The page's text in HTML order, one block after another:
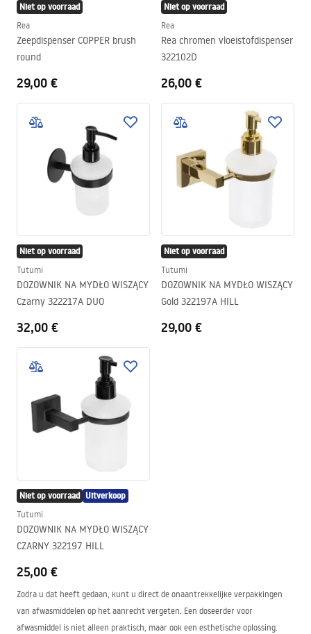
Niet op voorraad
Rea
Zeepdispenser COPPER brush
round
29,00 €
Niet op voorraad
Rea
Rea chromen vloeistofdispenser
322102D
26,00 €
Niet op voorraad
Tutumi
DOZOWNIK NA MYDŁO WISZĄCY
Czarny 322217A DUO
32,00 €
Niet op voorraad
Tutumi
DOZOWNIK NA MYDŁO WISZĄCY
Gold 322197A HILL
29,00 €
Niet op voorraad Uitverkoop
Tutumi
DOZOWNIK NA MYDŁO WISZĄCY
CZARNY 322197 HILL
25,00 €
Zodra u dat heeft gedaan, kunt u direct de onaantrekkelijke verpakkingen
van afwasmiddelen op het aanrecht vergeten. Een doseerder voor
afwasmiddel is niet alleen praktisch, maar ook een esthetische oplossing.